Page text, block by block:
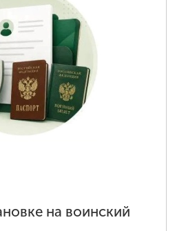
на воинский